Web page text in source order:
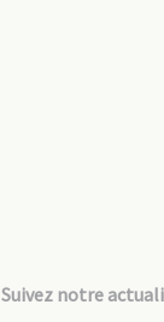
Suivez notre